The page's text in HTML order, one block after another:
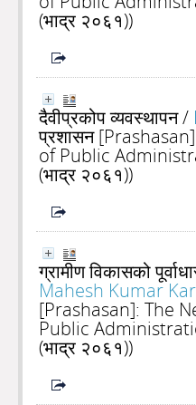
(भाद्र २०६१))
दैवीप्रकोप व्यवस्थापन/
प्रशासन
of Public
(भाद्र २०६१))
ग्रामीण विकासको
Mahesh Kumar
[Prashasan]: The
Public
(भाद्र २०६१))